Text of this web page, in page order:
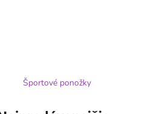
Športové ponožky